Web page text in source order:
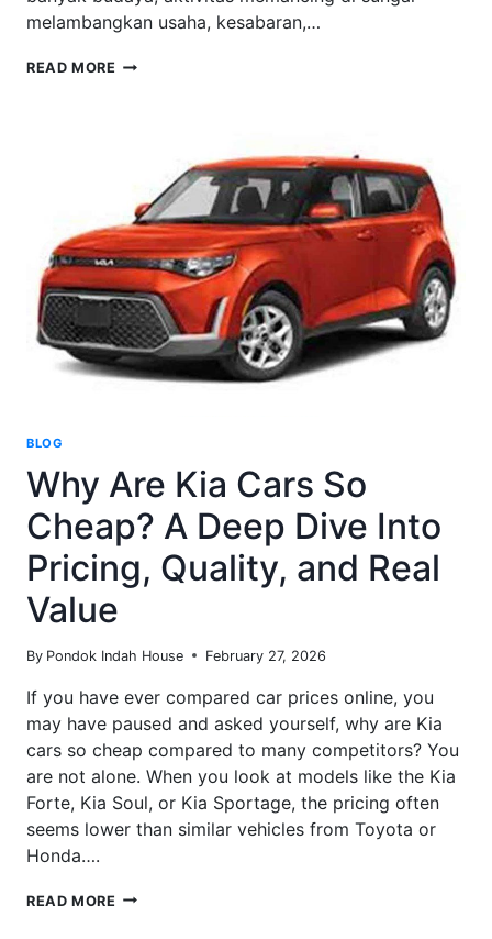
melambangkan usaha, kesabaran,…
READ MORE ARTI
BLOG
Why Are Kia Cars So
Cheap? A Deep Dive Into
Pricing, Quality, and Real
Value
By Pondok Indah House February 27, 2026
If you have ever compared car prices online, you
may have paused and asked yourself, why are Kia
cars so cheap compared to many competitors? You
are not alone. When you look at models like the Kia
Forte, Kia Soul, or Kia Sportage, the pricing often
seems lower than similar vehicles from Toyota or
Honda….
READ MORE WHY